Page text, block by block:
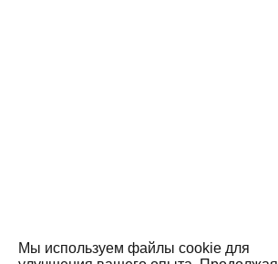
Мы используем файлы cookie для